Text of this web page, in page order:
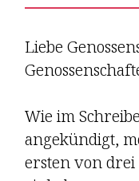
Liebe
Wie im
angekündigt,
ersten von